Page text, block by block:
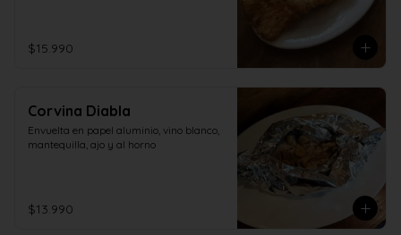
$15.990
Corvina Diabla
Envuelta en papel aluminio, vino blanco,
mantequilla, ajo y al horno
$13.990